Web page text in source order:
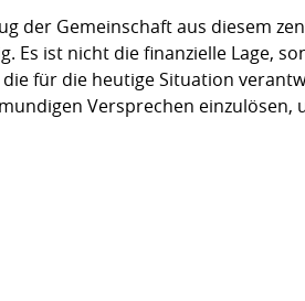
der Gemeinschaft aus diesem
Es ist nicht die finanzielle Lage,
für die heutige Situation
Versprechen einzulösen,